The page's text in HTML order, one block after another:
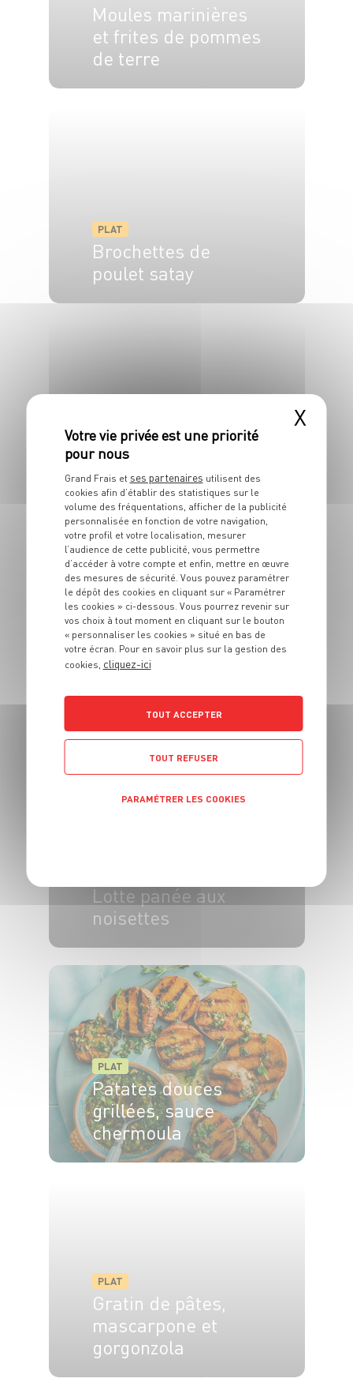
Moules marinières
et frites de pommes
de terre
PLAT
Brochettes de
poulet satay
PLAT
Spaghettis
primavera
6 pers. 25 min 25 min
PLAT
Galette de potiron,
fumé
4 pers. 35 min 25 min
Lotte panée aux
noisettes
PLAT
Patates douces
grillées, sauce
chermoula
PLAT
Gratin de pâtes,
mascarpone et
gorgonzola
X
Grand Frais et ses partenaires utilisent des
cookies afin d’établir des statistiques sur le
volume des fréquentations, afficher de la publicité
personnalisée en fonction de votre navigation,
votre profil et votre localisation, mesurer
l’audience de cette publicité, vous permettre
d’accéder à votre compte et enfin, mettre en œuvre
des mesures de sécurité. Vous pouvez paramétrer
le dépôt des cookies en cliquant sur « Paramétrer
les cookies » ci-dessous. Vous pourrez revenir sur
vos choix à tout moment en cliquant sur le bouton
« personnaliser les cookies » situé en bas de
votre écran. Pour en savoir plus sur la gestion des
cookies, cliquez-ici
TOUT ACCEPTER
TOUT REFUSER
PARAMÉTRER LES COOKIES